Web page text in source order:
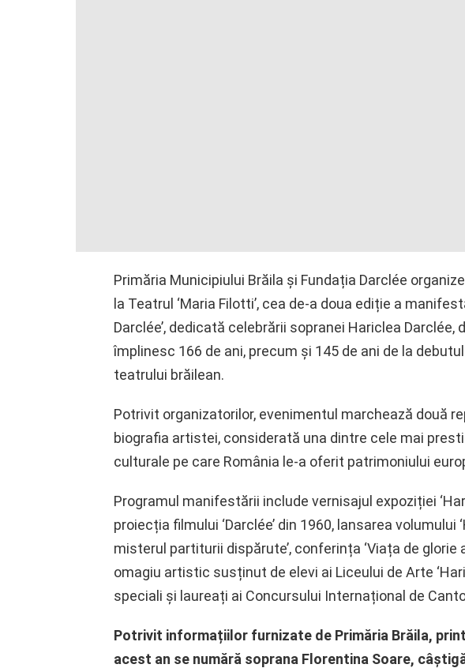
Primăria Municipiului Brăila și Fundația Darclée
la Teatrul ‘Maria Filotti’, cea de-a doua ediție a
Darclée’, dedicată celebrării sopranei Hariclea Darclée,
împlinesc 166 de ani, precum și 145 de ani de la
teatrului brăilean.
Potrivit organizatorilor, evenimentul marchează două
biografia artistei, considerată una dintre cele mai
culturale pe care România le-a oferit patrimoniului
Programul manifestării include vernisajul expoziției
proiecția filmului ‘Darclée’ din 1960, lansarea volumului
misterul partiturii dispărute’, conferința ‘Viața de glorie
omagiu artistic susținut de elevi ai Liceului de Arte
speciali și laureați ai Concursului Internațional de Canto
Potrivit informațiilor furnizate de Primăria Brăila,
acest an se numără soprana Florentina Soare,